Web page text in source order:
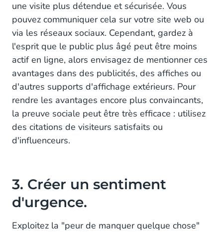
une visite plus détendue et sécurisée. Vous
pouvez communiquer cela sur votre site web ou
via les réseaux sociaux. Cependant, gardez à
l'esprit que le public plus âgé peut être moins
actif en ligne, alors envisagez de mentionner ces
avantages dans des publicités, des affiches ou
d'autres supports d'affichage extérieurs. Pour
rendre les avantages encore plus convaincants,
la preuve sociale peut être très efficace : utilisez
des citations de visiteurs satisfaits ou
d'influenceurs.
3. Créer un sentiment
d'urgence.
Exploitez la "peur de manquer quelque chose"